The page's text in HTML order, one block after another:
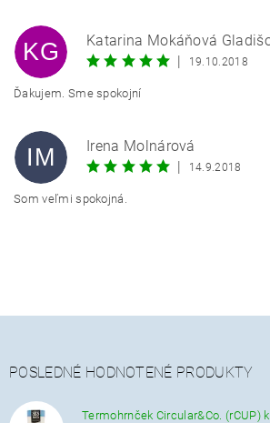
KG
Katarina Mokáňová
|
19.10.2018
Ďakujem. Sme spokojní
IM
Irena Molnárová
|
14.9.2018
Som veľmi spokojná.
POSLEDNÉ HODNOTENÉ PRODUKTY
Termohrnček Circular&Co. (rCUP)